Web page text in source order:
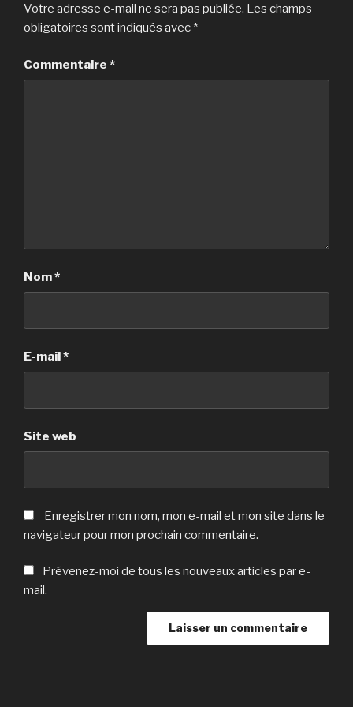
Votre adresse e-mail ne sera pas publiée. Les champs
obligatoires sont indiqués avec *
Commentaire *
Nom*
E-mail*
Site web
Enregistrer mon nom, mon e-mail et mon site dans le
navigateur pour mon prochain commentaire.
Prévenez-moi de tous les nouveaux articles par e-
mail.